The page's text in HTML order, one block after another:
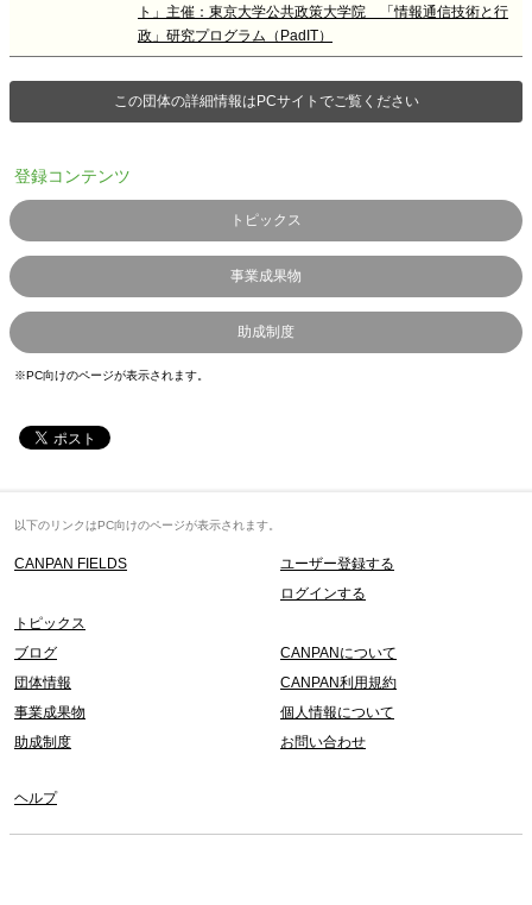
ト」主催：東京大学公共政策大学院 「情報通信技術と行
政」研究プログラム（PadIT）
この団体の詳細情報はPCサイトでご覧ください
登録コンテンツ
トピックス
事業成果物
助成制度
※PC向けのページが表示されます。
以下のリンクはPC向けのページが表示されます。
CANPAN FIELDS
ユーザー登録する
ログインする
トピックス
ブログ
団体情報
事業成果物
助成制度
CANPANについて
CANPAN利用規約
個人情報について
お問い合わせ
ヘルプ